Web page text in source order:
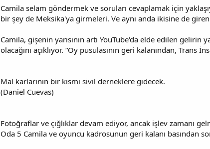
Camila selam göndermek ve soruları cevaplamak için
bir şey de Meksika'ya girmeleri. Ve aynı anda ikisine de
Camila, gişenin yarısının artı YouTube'da elde edilen gelirin
olacağını açıklıyor. “Oy pusulasının geri kalanından,
Mal karlarının bir kısmı sivil derneklere gidecek.
(Daniel Cuevas)
Fotoğraflar ve çığlıklar devam ediyor, ancak işlev zamanı
Oda 5 Camila ve oyuncu kadrosunun geri kalanı basından